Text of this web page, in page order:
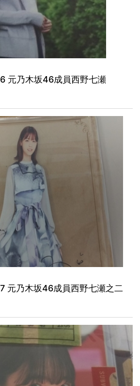
6 元乃木坂46成員西野七瀬
7 元乃木坂46成員西野七瀬之二